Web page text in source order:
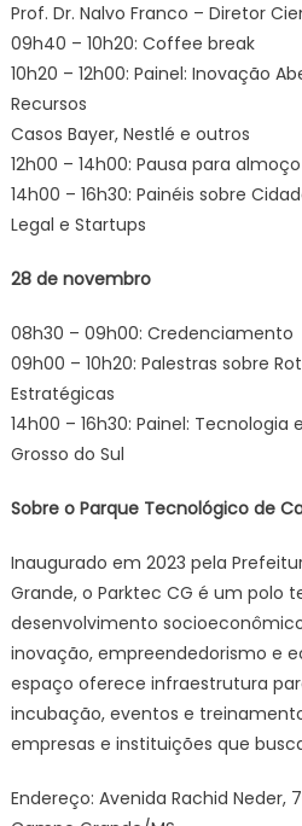
Prof. Dr. Nalvo Franco – Diretor
09h40 – 10h20: Coffee break
10h20 – 12h00: Painel: Inovação
Recursos
Casos Bayer, Nestlé e outros
12h00 – 14h00: Pausa para almoço
14h00 – 16h30: Painéis sobre
Legal e Startups
28 de novembro
08h30 – 09h00: Credenciamento
09h00 – 10h20: Palestras sobre
Estratégicas
14h00 – 16h30: Painel:
Grosso do Sul
Sobre o Parque Tecnológico de
Inaugurado em 2023 pela
Grande, o Parktec CG é um polo
desenvolvimento
inovação, empreendedorismo e
espaço oferece infraestrutura
incubação, eventos e
empresas e instituições que
Endereço: Avenida Rachid Neder,